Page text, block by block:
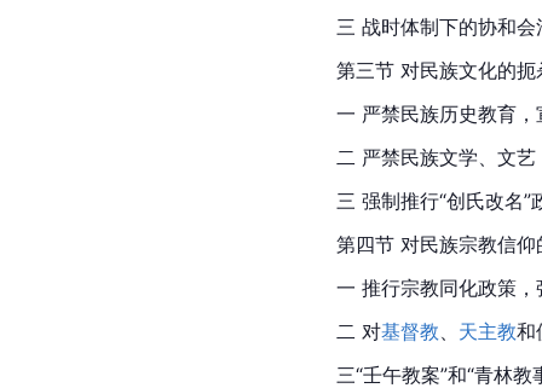
三 战时体制下的协和会
第三节 对民族文化的扼
一 严禁民族历史教育，
二 严禁民族文学、文
三 强制推行“创氏改名”
第四节 对民族宗教信仰
一 推行宗教同化政策
二 对基督教 天主教和
三“壬午教案”和“青林教